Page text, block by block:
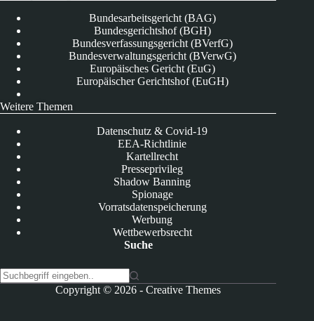
Bundesarbeitsgericht (BAG)
Bundesgerichtshof (BGH)
Bundesverfassungsgericht (BVerfG)
Bundesverwaltungsgericht (BVerwG)
Europäisches Gericht (EuG)
Europäischer Gerichtshof (EuGH)
Weitere Themen
Datenschutz & Covid-19
EEA-Richtlinie
Kartellrecht
Presseprivileg
Shadow Banning
Spionage
Vorratsdatenspeicherung
Werbung
Wettbewerbsrecht
Suche
Copyright © 2026 -Creative Themes